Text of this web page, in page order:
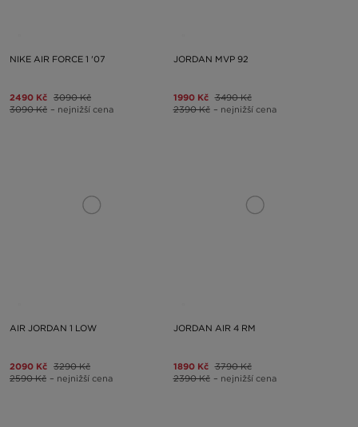
NIKE AIR FORCE 1 '07
2490 Kč 3090 Kč
3090 Kč – nejnižší cena
JORDAN MVP 92
1990 Kč 3490 Kč
2390 Kč – nejnižší cena
AIR JORDAN 1 LOW
2090 Kč 3290 Kč
2590 Kč – nejnižší cena
JORDAN AIR 4 RM
1890 Kč 3790 Kč
2390 Kč – nejnižší cena